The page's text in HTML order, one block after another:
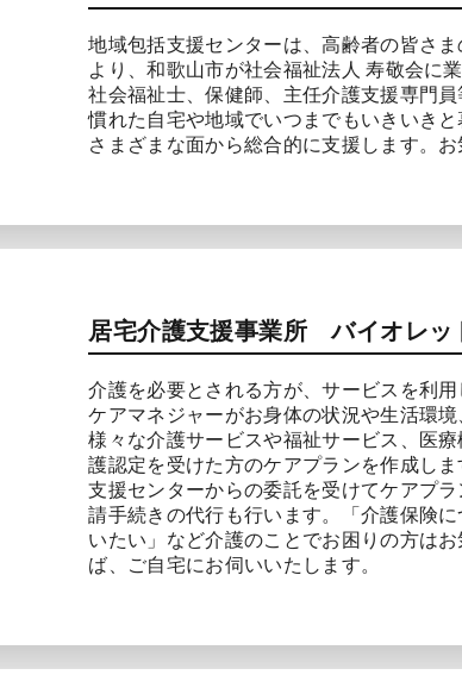
地域包括支援センターは、高齢者の皆さ
より、和歌山市が社会福祉法人 寿敬会に
社会福祉士、保健師、主任介護支援専門
慣れた自宅や地域でいつまでもいきいき
さまざまな面から総合的に支援します。お
居宅介護支援事業所 バイオレッ
介護を必要とされる方が、サービスを利
ケアマネジャーがお身体の状況や生活環
様々な介護サービスや福祉サービス、医
護認定を受けた方のケアプランを作成し
支援センターからの委託を受けてケアプ
請手続きの代行も行います。「介護保険
いたい」など介護のことでお困りの方は
ば、ご自宅にお伺いいたします。